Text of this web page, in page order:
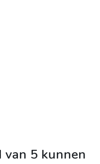
5 kunnen